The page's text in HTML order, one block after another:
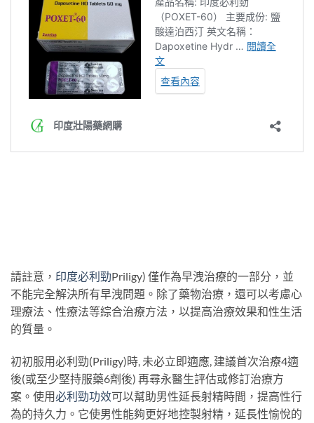
請註意， 印度必利勁Priligy) 僅作為早洩治療的一部分，並
不能完全解決所有早洩問題。除了藥物治療，還可以考慮心
理療法、性療法等綜合治療方法，以提高治療效果和性生活
的質量。
初初服用必利勁(Priligy)時, 未必立即適應, 建議首次治療4適
後(或至少堅持服藥6劑後) 再尋永醫生評估或修訂治療方
案。使用必利勁功效可以幫助男性延長射精時間，提高性行
為的持久力。它使男性能夠更好地控製射精，延長性愉悅的